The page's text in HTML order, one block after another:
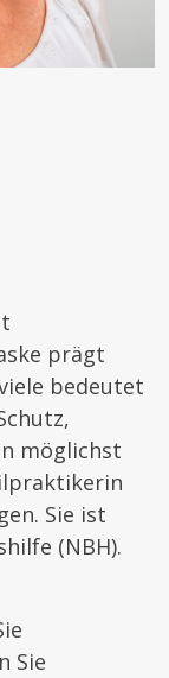
prägt
bedeutet
möglichst
Sie ist
(NBH).
Sie